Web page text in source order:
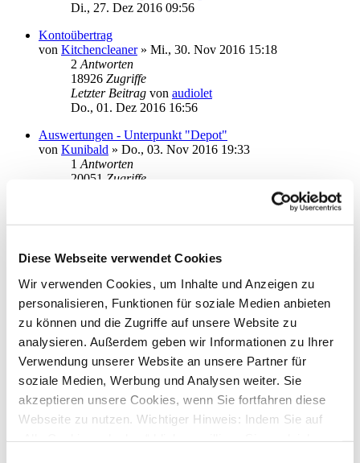
Diese Webseite verwendet Cookies
Wir verwenden Cookies, um Inhalte und Anzeigen zu
personalisieren, Funktionen für soziale Medien anbieten
zu können und die Zugriffe auf unsere Website zu
analysieren. Außerdem geben wir Informationen zu Ihrer
Verwendung unserer Website an unsere Partner für
soziale Medien, Werbung und Analysen weiter. Sie
akzeptieren unsere Cookies, wenn Sie fortfahren diese
Webseite zu nutzen. Wichtiger Hinweis: Indem Sie auf
Di., 27. Dez 2016 09:56
Kontoübertrag
von Kitchencleaner» Mi., 30. Nov 2016 15:18
2 Antworten
18926 Zugriffe
Letzter Beitrag von audiolet
Do., 01. Dez 2016 16:56
Auswertungen - Unterpunkt "Depot"
von Kunibald » Do., 03. Nov 2016 19:33
1 Antworten
20051 Zugriffe
2Antworten
24072 Zugriffe
Letzter Beitragvonkasy
Di., 08. Mär 2016 10:34
Export der Adressdatei mit IBAN und BIC
vontnohol »Mi., 16. Dez 2015 14:11
0Antworten
19484 Zugriffe
Letzter Beitrag
von
Mi., 16. Dez 2015 14:11